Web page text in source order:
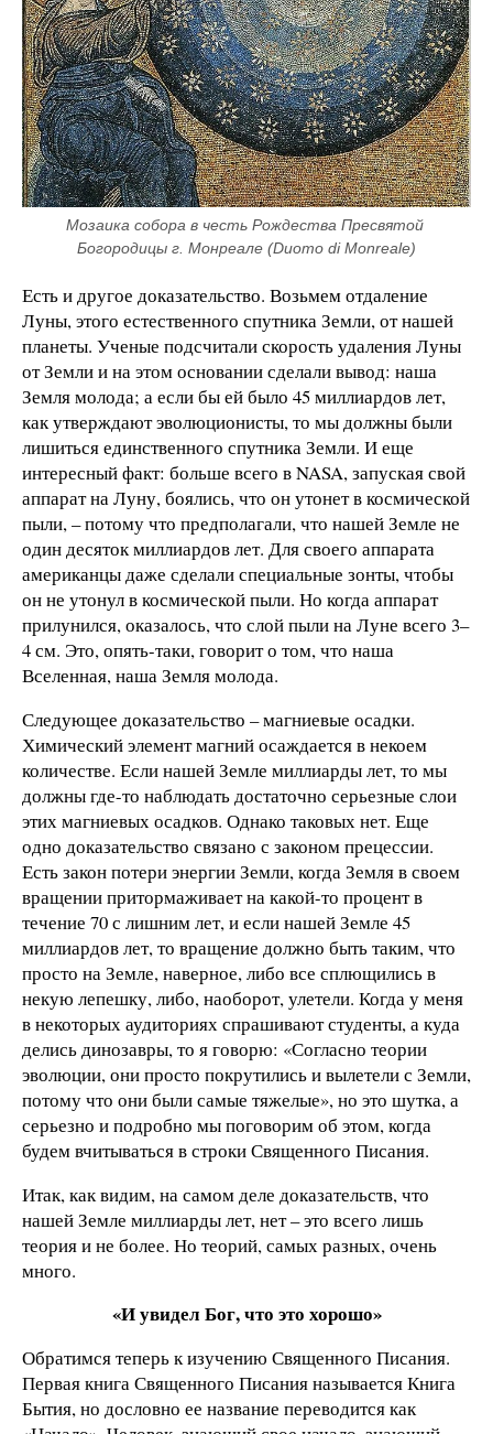
Мозаика собора в честь Рождества Пресвятой
Богородицы г. Монреале (Duomo di Monreale)
Есть и другое доказательство. Возьмем отдаление
Луны, этого естественного спутника Земли, от нашей
планеты. Ученые подсчитали скорость удаления Луны
от Земли и на этом основании сделали вывод: наша
Земля молода; а если бы ей было 45 миллиардов лет,
как утверждают эволюционисты, то мы должны были
лишиться единственного спутника Земли. И еще
интересный факт: больше всего в NASA, запуская свой
аппарат на Луну, боялись, что он утонет в космической
пыли, – потому что предполагали, что нашей Земле не
один десяток миллиардов лет. Для своего аппарата
американцы даже сделали специальные зонты, чтобы
он не утонул в космической пыли. Но когда аппарат
прилунился, оказалось, что слой пыли на Луне всего 3–
4 см. Это, опять-таки, говорит о том, что наша
Вселенная, наша Земля молода.
Следующее доказательство – магниевые осадки.
Химический элемент магний осаждается в некоем
количестве. Если нашей Земле миллиарды лет, то мы
должны где-то наблюдать достаточно серьезные слои
этих магниевых осадков. Однако таковых нет. Еще
одно доказательство связано с законом прецессии.
Есть закон потери энергии Земли, когда Земля в своем
вращении притормаживает на какой-то процент в
течение 70 с лишним лет, и если нашей Земле 45
миллиардов лет, то вращение должно быть таким, что
просто на Земле, наверное, либо все сплющились в
некую лепешку, либо, наоборот, улетели. Когда у меня
в некоторых аудиториях спрашивают студенты, а куда
делись динозавры, то я говорю: «Согласно теории
эволюции, они просто покрутились и вылетели с Земли,
потому что они были самые тяжелые», но это шутка, а
серьезно и подробно мы поговорим об этом, когда
будем вчитываться в строки Священного Писания.
Итак, как видим, на самом деле доказательств, что
нашей Земле миллиарды лет, нет – это всего лишь
теория и не более. Но теорий, самых разных, очень
много.
«И увидел Бог, что это хорошо»
Обратимся теперь к изучению Священного Писания.
Первая книга Священного Писания называется Книга
Бытия, но дословно ее название переводится как